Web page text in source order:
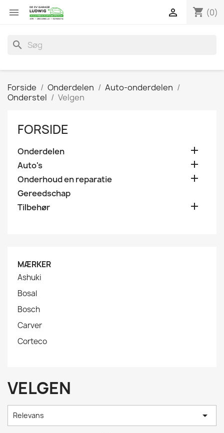
 shopping_cart (0)

search
Forside Onderdelen
Auto-onderdelen
Onderstel
Velgen
FORSIDE
Onderdelen 
Auto's 
Onderhoud en reparatie 
Gereedschap
Tilbehør

MÆRKER
Ashuki
Bosal
Bosch
Carver
Corteco
VELGEN
Relevans 